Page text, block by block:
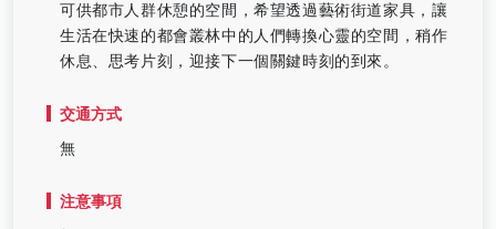
可供都市人群休憩的空間，希望透過藝術街道家具，讓
生活在快速的都會叢林中的人們轉換心靈的空間，稍作
休息、思考片刻，迎接下一個關鍵時刻的到來。
交通方式
無
注意事項